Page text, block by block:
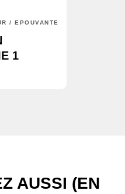
/ EPOUVANTE
1
AUSSI (EN